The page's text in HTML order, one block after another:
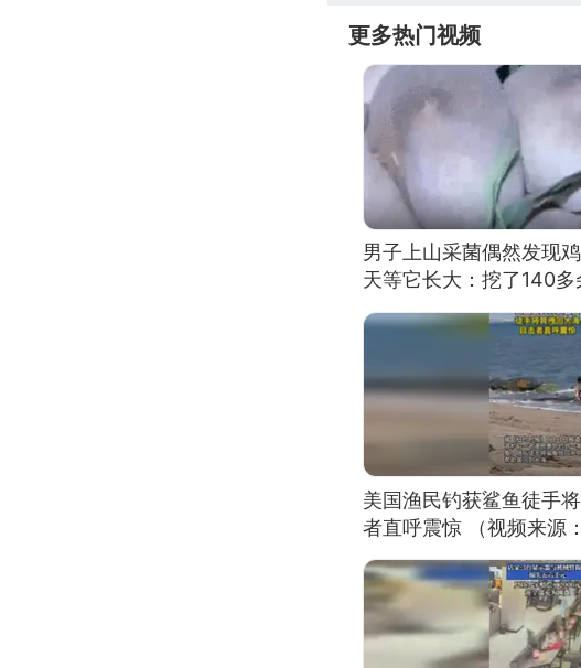
更多热门视频
男子上山采菌偶然发现
天等它长大：挖了140多
美国渔民钓获鲨鱼徒手
者直呼震惊 （视频来源